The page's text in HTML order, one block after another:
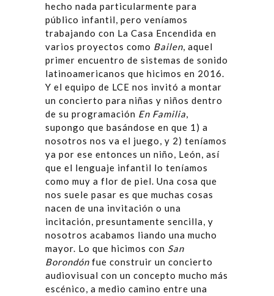
hecho nada particularmente para
público infantil, pero veníamos
trabajando con La Casa Encendida en
varios proyectos como Bailen, aquel
primer encuentro de sistemas de sonido
latinoamericanos que hicimos en 2016.
Y el equipo de LCE nos invitó a montar
un concierto para niñas y niños dentro
de su programación En Familia,
supongo que basándose en que 1) a
nosotros nos va el juego, y 2) teníamos
ya por ese entonces un niño, León, así
que el lenguaje infantil lo teníamos
como muy a flor de piel. Una cosa que
nos suele pasar es que muchas cosas
nacen de una invitación o una
incitación, presuntamente sencilla, y
nosotros acabamos liando una mucho
mayor. Lo que hicimos con San
Borondón fue construir un concierto
audiovisual con un concepto mucho más
escénico, a medio camino entre una